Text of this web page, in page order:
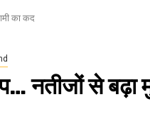
का कद
नतीजों से बढ़ा